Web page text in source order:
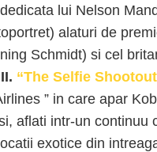
lui Nelson
alaturi de
Schmidt) si cel
II. “The Selfie
” in care apar
aflati intr-un continuu
exotice din